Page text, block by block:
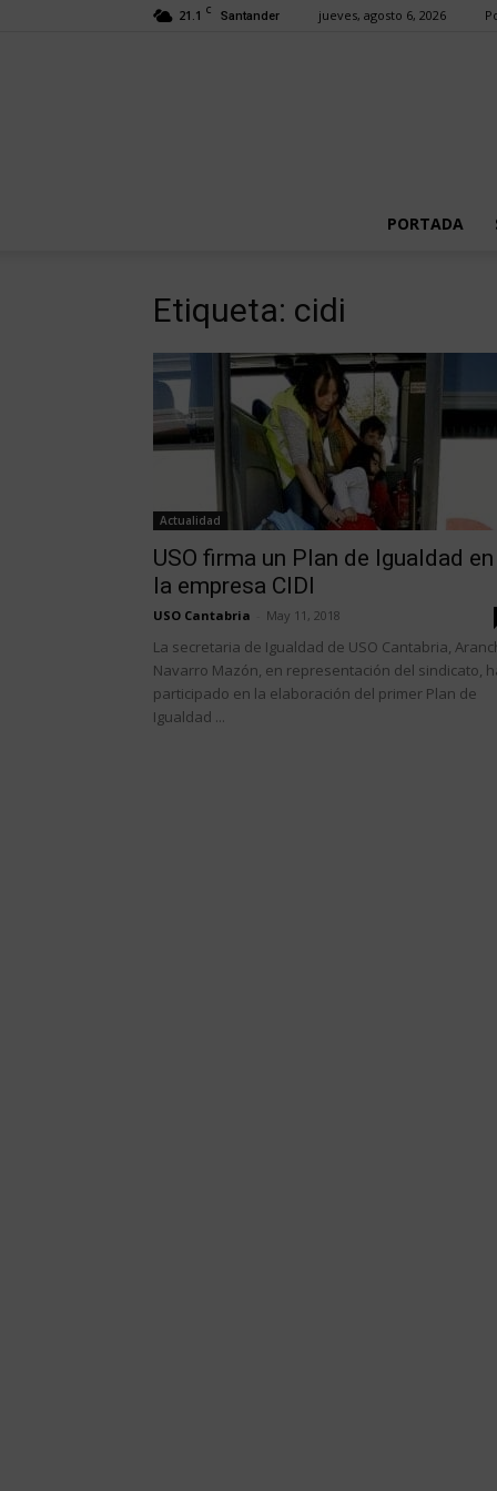
21.1 C Santander jueves, agosto 6, 2026
PORTADA
Etiqueta: cidi
Actualidad
USO firma un Plan de Igualdad en
la empresa CIDI
USO Cantabria May 11, 2018
La secretaria de Igualdad de USO Cantabria,
Navarro Mazón, en representación del sindicato,
participado en la elaboración del primer Plan de
Igualdad ...